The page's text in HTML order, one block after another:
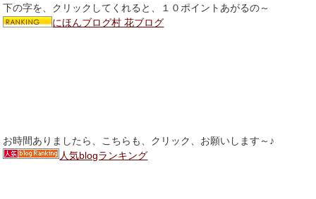
下の字を、クリックしてくれると、１０ポイントあがるの～
にほんブログ村 花ブログ
お時間ありましたら、こちらも、クリック、お願いします～♪
人気blogランキング